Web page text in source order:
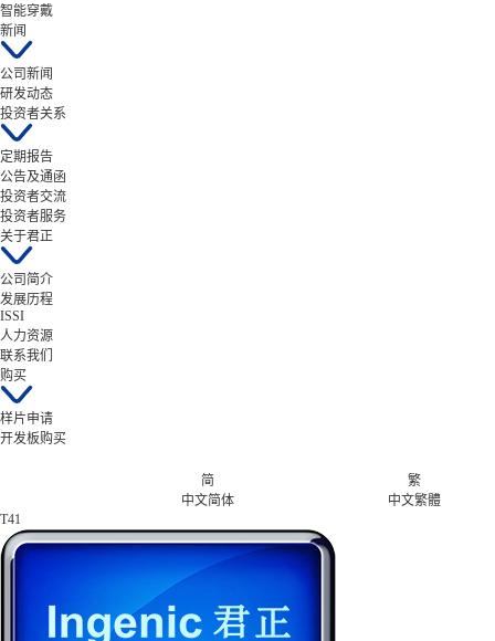
智能穿戴
新闻
公司新闻
研发动态
投资者关系
定期报告
公告及通函
投资者交流
投资者服务
关于君正
公司简介
发展历程
ISSI
人力资源
联系我们
购买
样片申请
开发板购买
简
中文简体
繁
中文繁體
T41